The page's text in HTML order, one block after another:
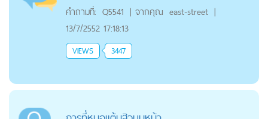
คำถามที่: Q5541 | จากคุณ east-street |
13/7/2552 17:18:13
VIEWS 3447